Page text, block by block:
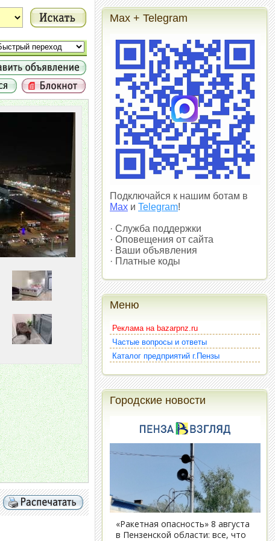
Max + Telegram
Подключайся к нашим ботам в
Max и Telegram!
· Служба поддержки
· Оповещения от сайта
· Ваши объявления
· Платные коды
Меню
Реклама на bazarpnz.ru
Частые вопросы и ответы
Каталог предприятий г.Пензы
Городские новости